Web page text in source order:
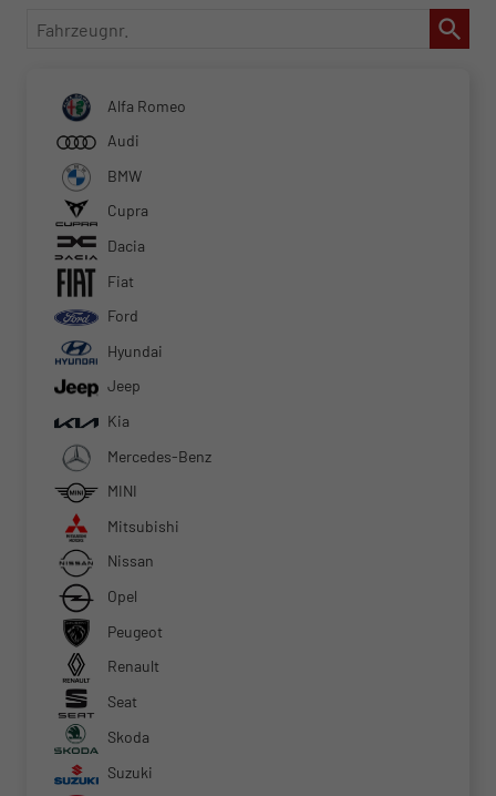
Fahrzeugnr.
Alfa Romeo
Audi
BMW
Cupra
Dacia
Fiat
Ford
Hyundai
Jeep
Kia
Mercedes-Benz
MINI
Mitsubishi
Nissan
Opel
Peugeot
Renault
Seat
Skoda
Suzuki